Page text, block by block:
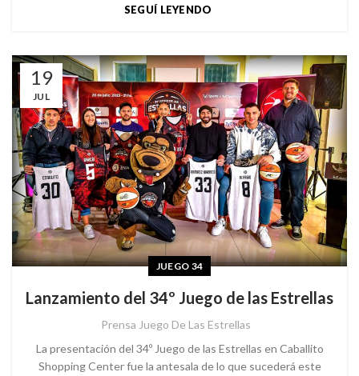
SEGUÍ LEYENDO
19
JUL
JUEGO 34
Lanzamiento del 34º Juego de las Estrellas
Prensa Juego De Las Estrellas
La presentación del 34º Juego de las Estrellas en Caballito
Shopping Center fue la antesala de lo que sucederá este